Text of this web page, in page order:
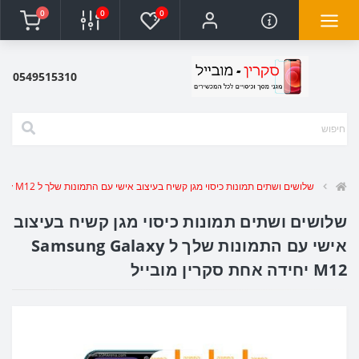
0
0
0
0549515310
שלושים ושתים תמונות כיסוי מגן קשיח בעיצוב אישי עם התמונות שלך ל Samsung Galaxy M12 יחידה אחת סקרין מובייל
שלושים ושתים תמונות כיסוי מגן קשיח בעיצוב
אישי עם התמונות שלך ל Samsung Galaxy
M12 יחידה אחת סקרין מובייל